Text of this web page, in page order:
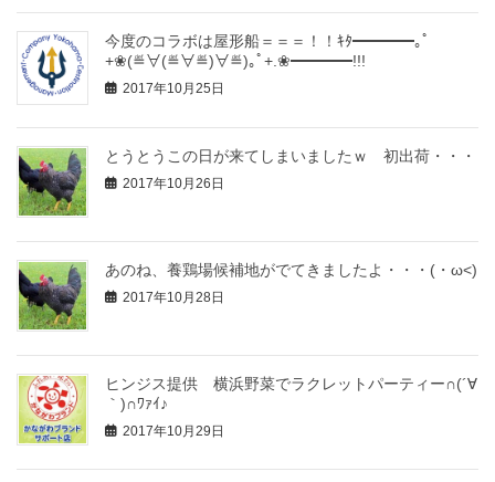
今度のコラボは屋形船＝＝＝！！ｷﾀ━━━━｡ﾟ
+❀(≝∀(≝∀≝)∀≝)｡ﾟ+.❀━━━━!!!
2017年10月25日
とうとうこの日が来てしまいましたｗ 初出荷・・・
2017年10月26日
あのね、養鶏場候補地がでてきましたよ・・・(・ω<)
2017年10月28日
ヒンジス提供 横浜野菜でラクレットパーティー∩(´∀
｀)∩ﾜｧｲ♪
2017年10月29日